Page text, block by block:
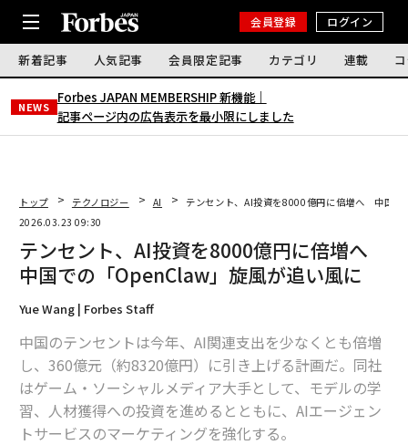
会員登録 ログイン
新着記事 人気記事 会員限定記事 カテゴリ 連載
NEWS
Forbes JAPAN MEMBERSHIP 新機能｜
記事ページ内の広告表示を最小限にしました
トップ テクノロジー AI
テンセント、AI投資を8000億円に倍増へ 中国
2026.03.23 09:30
テンセント、AI投資を8000億円に倍増へ
中国での「OpenClaw」旋風が追い風に
Yue Wang | Forbes Staff
中国のテンセントは今年、AI関連支出を少なくとも倍増
し、360億元（約8320億円）に引き上げる計画だ。同社
はゲーム・ソーシャルメディア大手として、モデルの学
習、人材獲得への投資を進めるとともに、AIエージェン
トサービスのマーケティングを強化する。